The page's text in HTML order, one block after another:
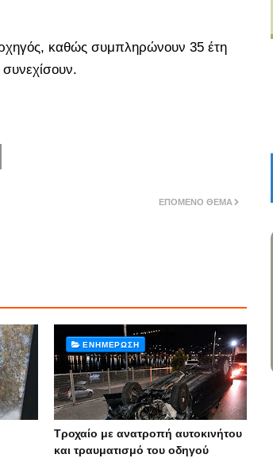
καθώς συμπληρώνουν 35 έτη
ΕΠΌΜΕΝΟ ΘΈΜΑ
ΕΝΗΜΈΡΩΣΗ
Τροχαίο με ανατροπή αυτοκινήτου
και τραυματισμό του οδηγού